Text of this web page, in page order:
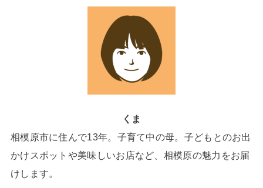
くま
相模原市に住んで13年。子育て中の母。子どもとのお出
かけスポットや美味しいお店など、相模原の魅力をお届
けします。